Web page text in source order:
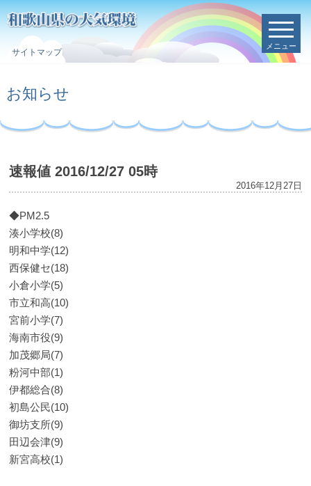
サイトマップ
メニュー
お知らせ
速報値 2016/12/27 05時
2016年12月27日
◆PM2.5
湊小学校(8)
明和中学(12)
西保健セ(18)
小倉小学(5)
市立和高(10)
宮前小学(7)
海南市役(9)
加茂郷局(7)
粉河中部(1)
伊都総合(8)
初島公民(10)
御坊支所(9)
田辺会津(9)
新宮高校(1)